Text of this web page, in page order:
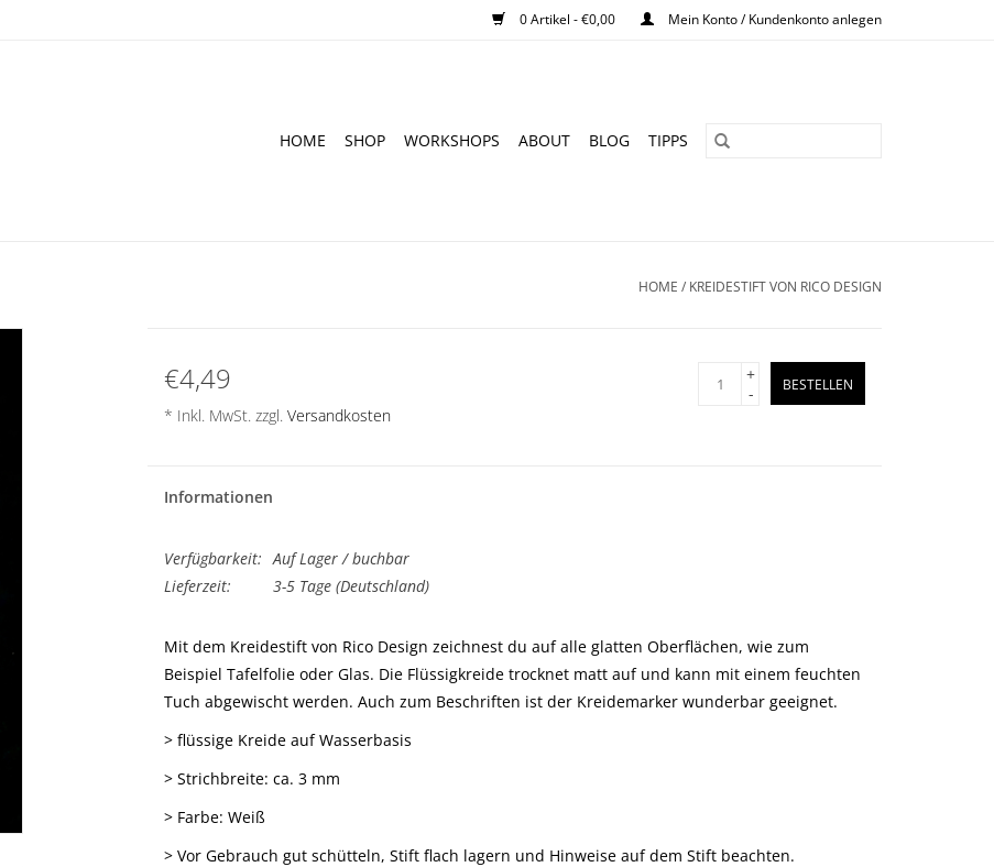
0 Artikel - €0,00 Mein Konto / Kundenkonto anlegen
HOME SHOP WORKSHOPS ABOUT BLOG TIPPS
HOME / KREIDESTIFT VON RICO DESIGN
€4,49
* Inkl. MwSt. zzgl. Versandkosten
+
-
BESTELLEN
Informationen
Verfügbarkeit: Auf Lager / buchbar
Lieferzeit:
3-5 Tage (Deutschland)
Mit dem Kreidestift von Rico Design zeichnest du auf alle glatten Oberflächen, wie zum
Beispiel Tafelfolie oder Glas. Die Flüssigkreide trocknet matt auf und kann mit einem feuchten
Tuch abgewischt werden. Auch zum Beschriften ist der Kreidemarker wunderbar geeignet.
> flüssige Kreide auf Wasserbasis
> Strichbreite: ca. 3 mm
> Farbe: Weiß
> Vor Gebrauch gut schütteln, Stift flach lagern und Hinweise auf dem Stift beachten.